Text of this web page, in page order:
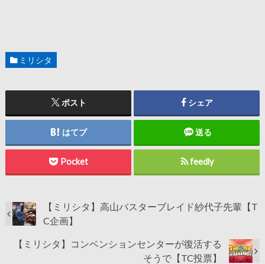
ミリシタ
ポスト シェア
はてブ 送る
Pocket feedly
【ミリシタ】高山バスターブレイド紗代子先輩【T
C企画】
【ミリシタ】コンベンションセンターが復活する
そうで【TC投票】